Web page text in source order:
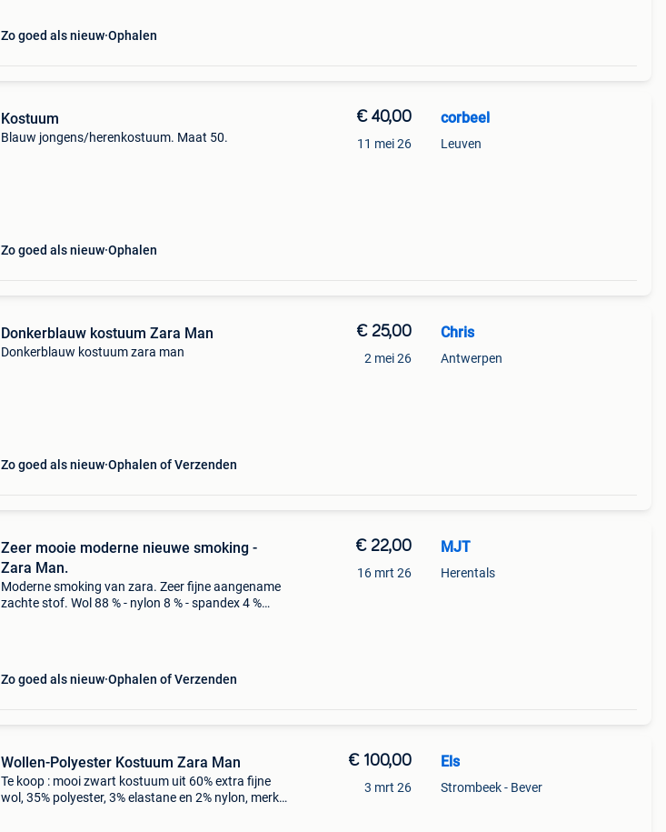
Zo goed als nieuw Ophalen
Kostuum
Blauw jongens/herenkostuum. Maat 50.
Zo goed als nieuw Ophalen
€ 40,00
11 mei 26
corbeel
Leuven
Donkerblauw kostuum Zara Man
Donkerblauw kostuum zara man
Zo goed als nieuw Ophalen of Verzenden
€ 25,00
2 mei 26
Chris
Antwerpen
Zeer mooie moderne nieuwe smoking -
Zara Man.
Moderne smoking van zara. Zeer fijne aangename
zachte stof. Wol 88 % - nylon 8 % - spandex 4 %
Zo goed als nieuw Ophalen of Verzenden
€ 22,00
16 mrt 26
MJT
Herentals
Wollen-Polyester Kostuum Zara Man
Te koop : mooi zwart kostuum uit 60% extra fijne
wol, 35% polyester, 3% elastane en 2% nylon, merk
€ 100,00
3 mrt 26
Els
Strombeek - Bever